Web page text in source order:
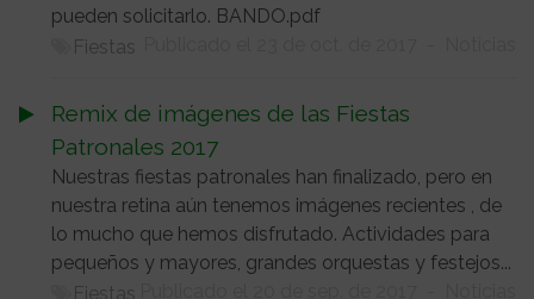
pueden solicitarlo. BANDO.pdf
Fiestas
Remix de imágenes de las Fiestas
Patronales 2017
Nuestras fiestas patronales han finalizado, pero en
nuestra retina aún tenemos imágenes recientes , de
lo mucho que hemos disfrutado. Actividades para
pequeños y mayores, grandes orquestas y festejos...
Fiestas